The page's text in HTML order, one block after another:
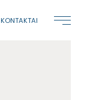
KONTAKTAI